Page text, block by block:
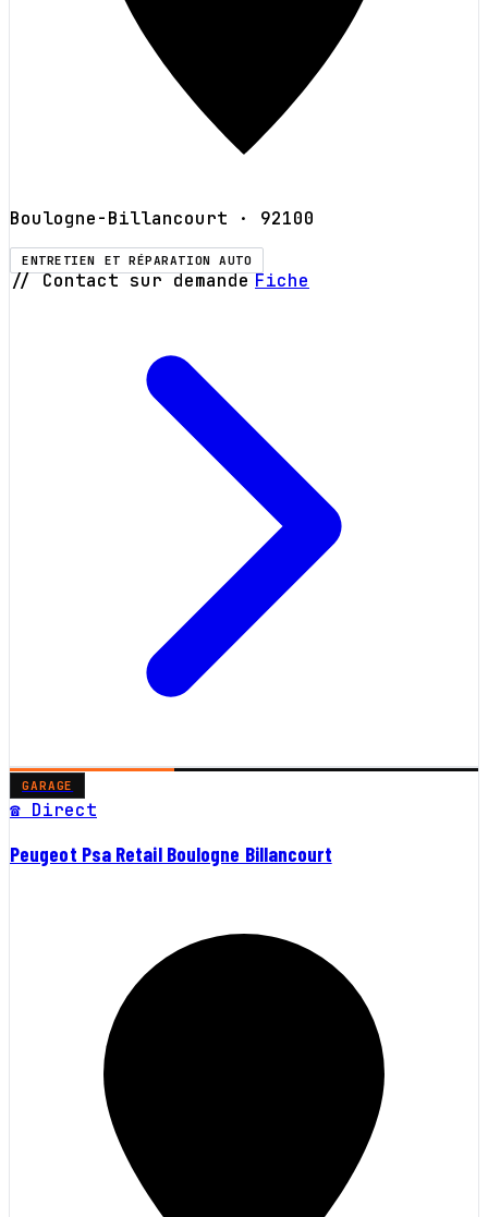
Boulogne-Billancourt · 92100
ENTRETIEN ET RÉPARATION AUTO
// Contact sur demande Fiche
GARAGE
☎ Direct
Peugeot Psa Retail Boulogne Billancourt